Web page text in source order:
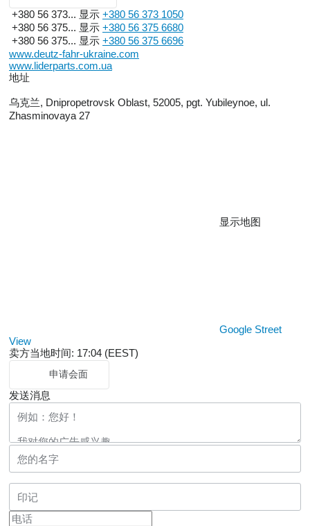
+380 56 373... 显示 +380 56 373 1050
+380 56 375... 显示 +380 56 375 6680
+380 56 375... 显示 +380 56 375 6696
www.deutz-fahr-ukraine.com
www.liderparts.com.ua
地址
乌克兰, Dnipropetrovsk Oblast, 52005, pgt. Yubileynoe, ul.
Zhasminovaya 27
显示地图
Google Street
View
卖方当地时间: 17:04 (EEST)
申请会面
发送消息